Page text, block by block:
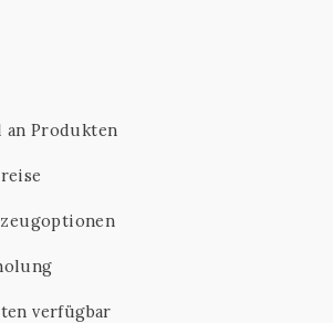
an Produkten
verfügbar